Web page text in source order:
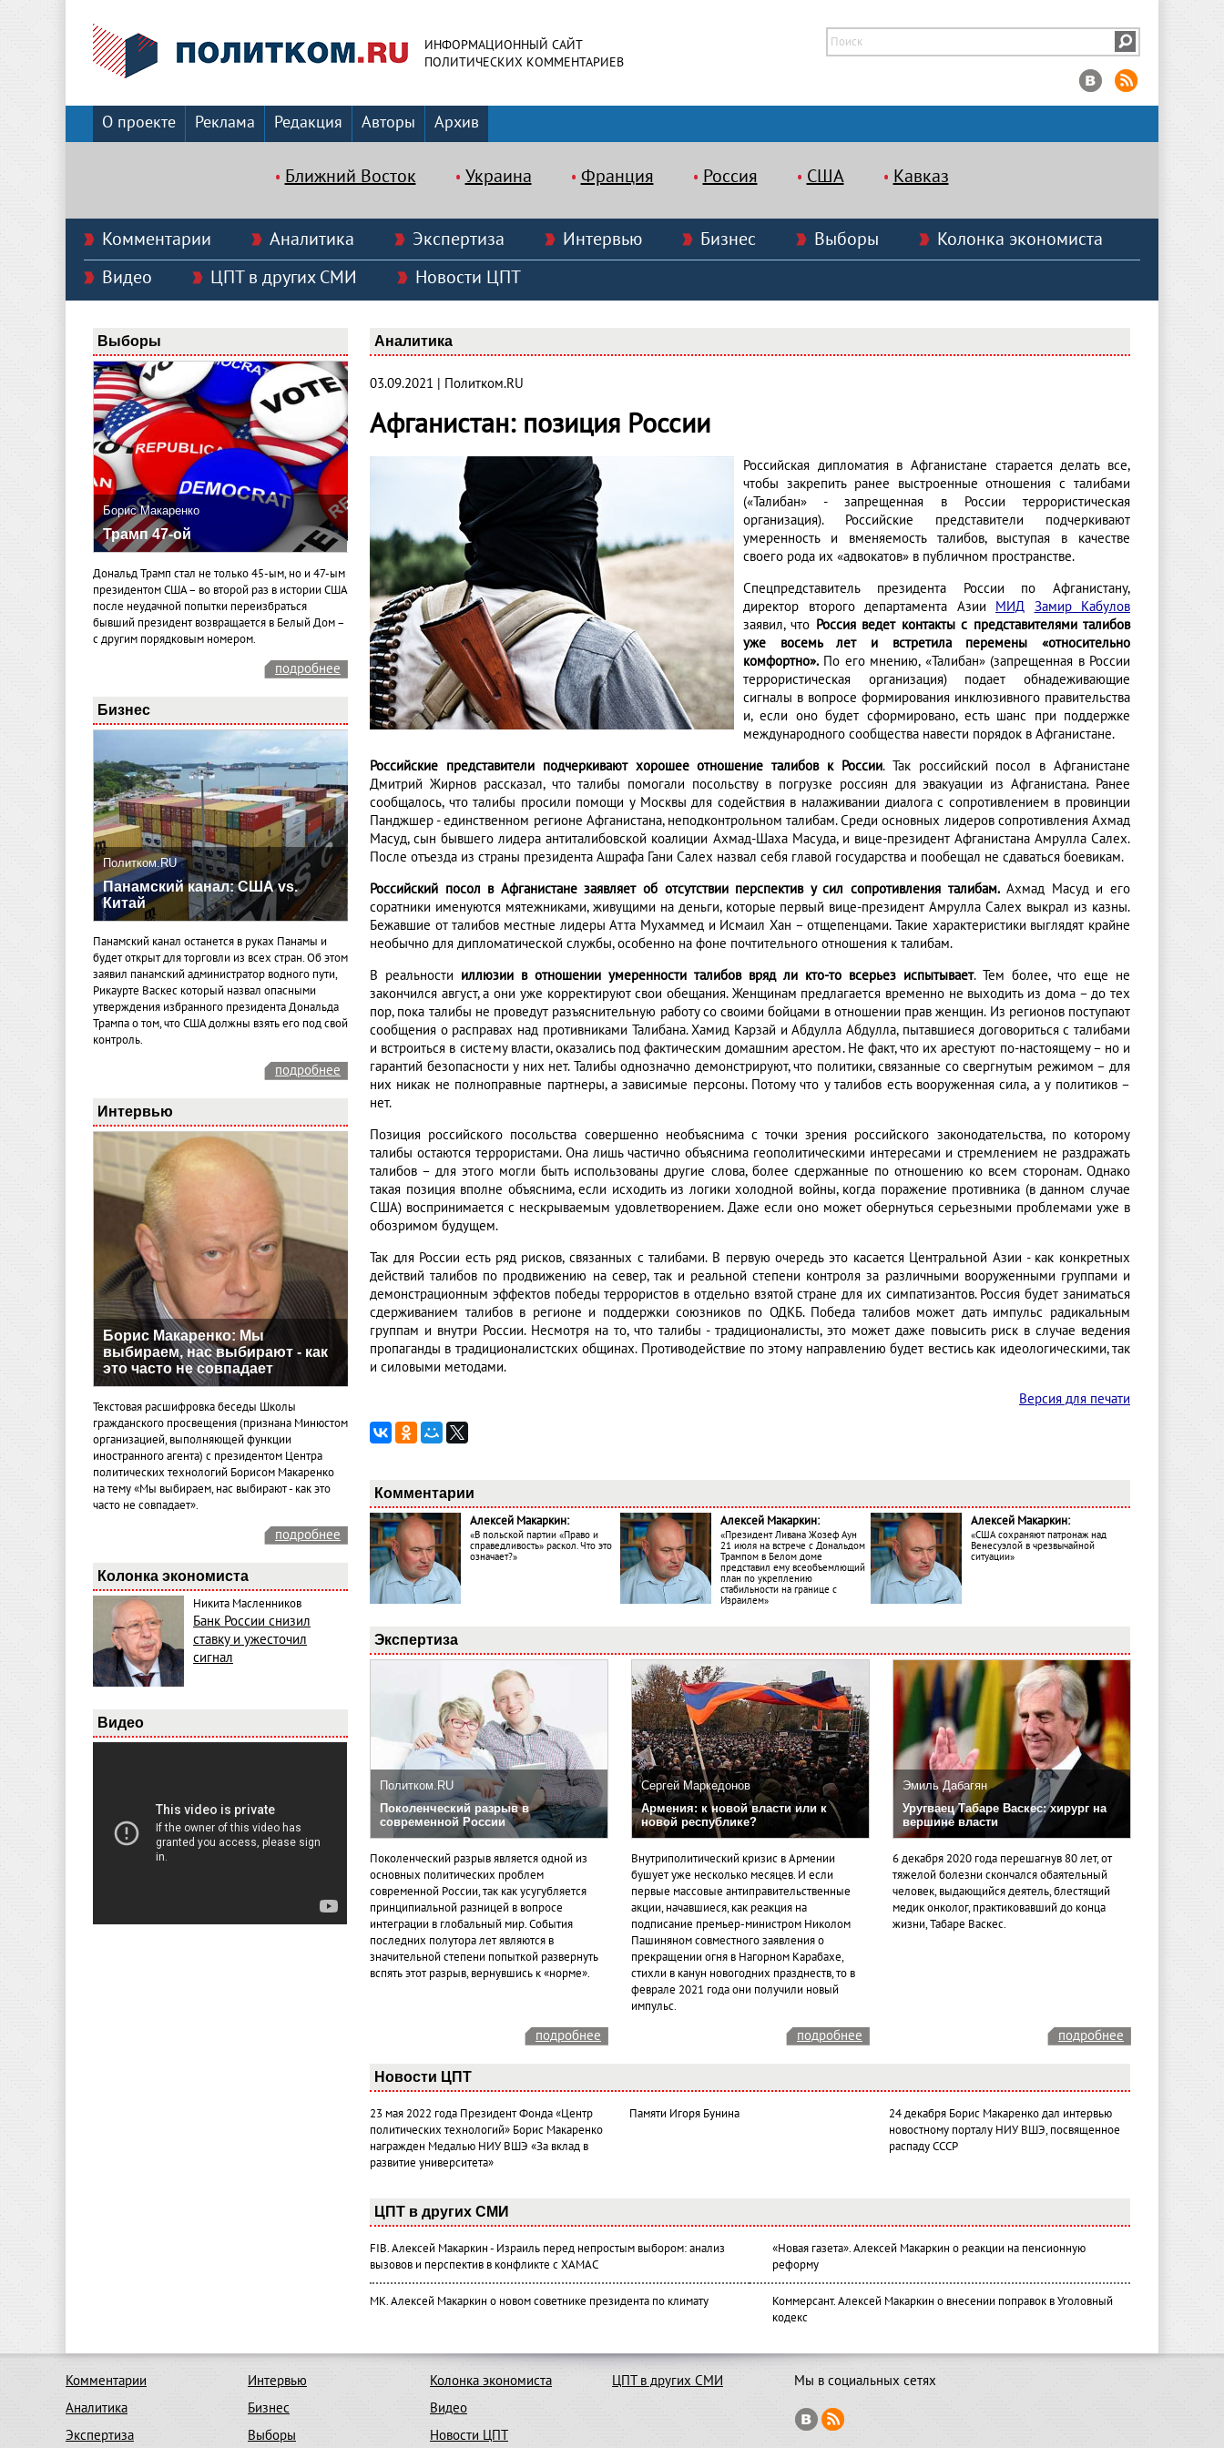
ИНФОРМАЦИОННЫЙ САЙТ
ПОЛИТИЧЕСКИХ КОММЕНТАРИЕВ
О проекте Реклама Редакция Авторы Архив
Ближний Восток Украина Франция Россия США Кавказ
Комментарии Аналитика Экспертиза Интервью Бизнес Выборы
Колонка экономиста
Видео
ЦПТ в других СМИ Новости ЦПТ
Выборы
Борис Макаренко
Трамп 47-ой
Дональд Трамп стал не только 45-ым, но и 47-ым
президентом США – во второй раз в истории США
после неудачной попытки переизбраться
бывший президент возвращается в Белый Дом –
с другим порядковым номером.
подробнее
Бизнес
Политком.RU
Панамский канал: США vs.
Китай
Панамский канал останется в руках Панамы и
будет открыт для торговли из всех стран. Об этом
заявил панамский администратор водного пути,
Рикаурте Васкес который назвал опасными
утверждения избранного президента Дональда
Трампа о том, что США должны взять его под свой
контроль.
подробнее
Интервью
Борис Макаренко: Мы
выбираем, нас выбирают - как
это часто не совпадает
Текстовая расшифровка беседы Школы
гражданского просвещения (признана Минюстом
организацией, выполняющей функции
иностранного агента) с президентом Центра
политических технологий Борисом Макаренко
на тему «Мы выбираем, нас выбирают - как это
часто не совпадает».
подробнее
Колонка экономиста
Никита Масленников
Банк России снизил
ставку и ужесточил
сигнал
Видео
Аналитика
03.09.2021 | Политком.RU
Афганистан: позиция России
Российская дипломатия в Афганистане старается делать все,
чтобы закрепить ранее выстроенные отношения с талибами
(«Талибан» - запрещенная в России террористическая
организация). Российские представители подчеркивают
умеренность и вменяемость талибов, выступая в качестве
своего рода их «адвокатов» в публичном пространстве.
Спецпредставитель президента России по Афганистану,
директор второго департамента Азии МИД
Замир Кабулов
заявил, что Россия ведет контакты с представителями талибов
уже восемь лет и встретила перемены «относительно
комфортно». По его мнению, «Талибан» (запрещенная в России
террористическая организация) подает обнадеживающие
сигналы в вопросе формирования инклюзивного правительства
и, если оно будет сформировано, есть шанс при поддержке
международного сообщества навести порядок в Афганистане.
Российские представители подчеркивают хорошее отношение талибов к России. Так российский посол в Афганистане
Дмитрий Жирнов рассказал, что талибы помогали посольству в погрузке россиян для эвакуации из Афганистана. Ранее
сообщалось, что талибы просили помощи у Москвы для содействия в налаживании диалога с сопротивлением в провинции
Панджшер - единственном регионе Афганистана, неподконтрольном талибам. Среди основных лидеров сопротивления Ахмад
Масуд, сын бывшего лидера антиталибовской коалиции Ахмад-Шаха Масуда, и вице-президент Афганистана Амрулла Салех.
После отъезда из страны президента Ашрафа Гани Салех назвал себя главой государства и пообещал не сдаваться боевикам.
Российский посол в Афганистане заявляет об отсутствии перспектив у сил сопротивления талибам.Ахмад Масуд и его
соратники именуются мятежниками, живущими на деньги, которые первый вице-президент Амрулла Салех выкрал из казны.
Бежавшие от талибов местные лидеры Атта Мухаммед и Исмаил Хан – отщепенцами. Такие характеристики выглядят крайне
необычно для дипломатической службы, особенно на фоне почтительного отношения к талибам.
В реальности иллюзии в отношении умеренности талибов вряд ли кто-то всерьез испытывает. Тем более, что еще не
закончился август, а они уже корректируют свои обещания. Женщинам предлагается временно не выходить из дома – до тех
пор, пока талибы не проведут разъяснительную работу со своими бойцами в отношении прав женщин. Из регионов поступают
сообщения о расправах над противниками Талибана. Хамид Карзай и Абдулла Абдулла, пытавшиеся договориться с талибами
и встроиться в систему власти, оказались под фактическим домашним арестом. Не факт, что их арестуют по-настоящему – но и
гарантий безопасности у них нет. Талибы однозначно демонстрируют, что политики, связанные со свергнутым режимом – для
них никак не полноправные партнеры, а зависимые персоны. Потому что у талибов есть вооруженная сила, а у политиков –
нет.
Позиция российского посольства совершенно необъяснима с точки зрения российского законодательства, по которому
талибы остаются террористами. Она лишь частично объяснима геополитическими интересами и стремлением не раздражать
талибов – для этого могли быть использованы другие слова, более сдержанные по отношению ко всем сторонам. Однако
такая позиция вполне объяснима, если исходить из логики холодной войны, когда поражение противника (в данном случае
США) воспринимается с нескрываемым удовлетворением. Даже если оно может обернуться серьезными проблемами уже в
обозримом будущем.
Так для России есть ряд рисков, связанных с талибами. В первую очередь это касается Центральной Азии - как конкретных
действий талибов по продвижению на север, так и реальной степени контроля за различными вооруженными группами и
демонстрационным эффектов победы террористов в отдельно взятой стране для их симпатизантов. Россия будет заниматься
сдерживанием талибов в регионе и поддержки союзников по ОДКБ. Победа талибов может дать импульс радикальным
группам и внутри России. Несмотря на то, что талибы - традиционалисты, это может даже повысить риск в случае ведения
пропаганды в традиционалистских общинах. Противодействие по этому направлению будет вестись как идеологическими, так
и силовыми методами.
Версия для печати
Комментарии
Алексей Макаркин:
«В польской партии «Право и
справедливость» раскол. Что это
означает?»
Алексей Макаркин:
«Президент Ливана Жозеф Аун
21 июля на встрече с Дональдом
Трампом в Белом доме
представил ему всеобъемлющий
план по укреплению
стабильности на границе с
Израилем»
Алексей Макаркин:
«США сохраняют патронаж над
Венесуэлой в чрезвычайной
ситуации»
Экспертиза
Политком.RU
Поколенческий разрыв в
современной России
Поколенческий разрыв является одной из
основных политических проблем
современной России, так как усугубляется
принципиальной разницей в вопросе
интеграции в глобальный мир. События
последних полутора лет являются в
значительной степени попыткой развернуть
вспять этот разрыв, вернувшись к «норме».
Сергей Маркедонов
Армения: к новой власти или к
новой республике?
Внутриполитический кризис в Армении
бушует уже несколько месяцев. И если
первые массовые антиправительственные
акции, начавшиеся, как реакция на
подписание премьер-министром Николом
Пашиняном совместного заявления о
прекращении огня в Нагорном Карабахе,
стихли в канун новогодних празднеств, то в
феврале 2021 года они получили новый
импульс.
Эмиль Дабагян
Уругваец Табаре Васкес: хирург на
вершине власти
6 декабря 2020 года перешагнув 80 лет, от
тяжелой болезни скончался обаятельный
человек, выдающийся деятель, блестящий
медик онколог, практиковавший до конца
жизни, Табаре Васкес.
подробнее подробнее подробнее
Новости ЦПТ
23 мая 2022 года Президент Фонда «Центр
политических технологий» Борис Макаренко
награжден Медалью НИУ ВШЭ «За вклад в
развитие университета»
Памяти Игоря Бунина
24 декабря Борис Макаренко дал интервью
новостному порталу НИУ ВШЭ, посвященное
распаду СССР
ЦПТ в других СМИ
FIB. Алексей Макаркин - Израиль перед непростым выбором: анализ
вызовов и перспектив в конфликте с ХАМАС
«Новая газета». Алексей Макаркин о реакции на пенсионную
реформу
МК. Алексей Макаркин о новом советнике президента по климату
Коммерсант. Алексей Макаркин о внесении поправок в Уголовный
кодекс
Комментарии
Аналитика
Экспертиза
Интервью
Бизнес
Выборы
Колонка экономиста
Видео
Новости ЦПТ
ЦПТ в других СМИ Мы в социальных сетях